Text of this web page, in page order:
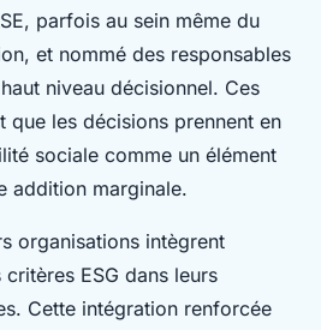
parfois au sein même du
et nommé des responsables
niveau décisionnel. Ces
que les décisions prennent en
sociale comme un élément
addition marginale.
organisations intègrent
ESG dans leurs
Cette intégration renforcée